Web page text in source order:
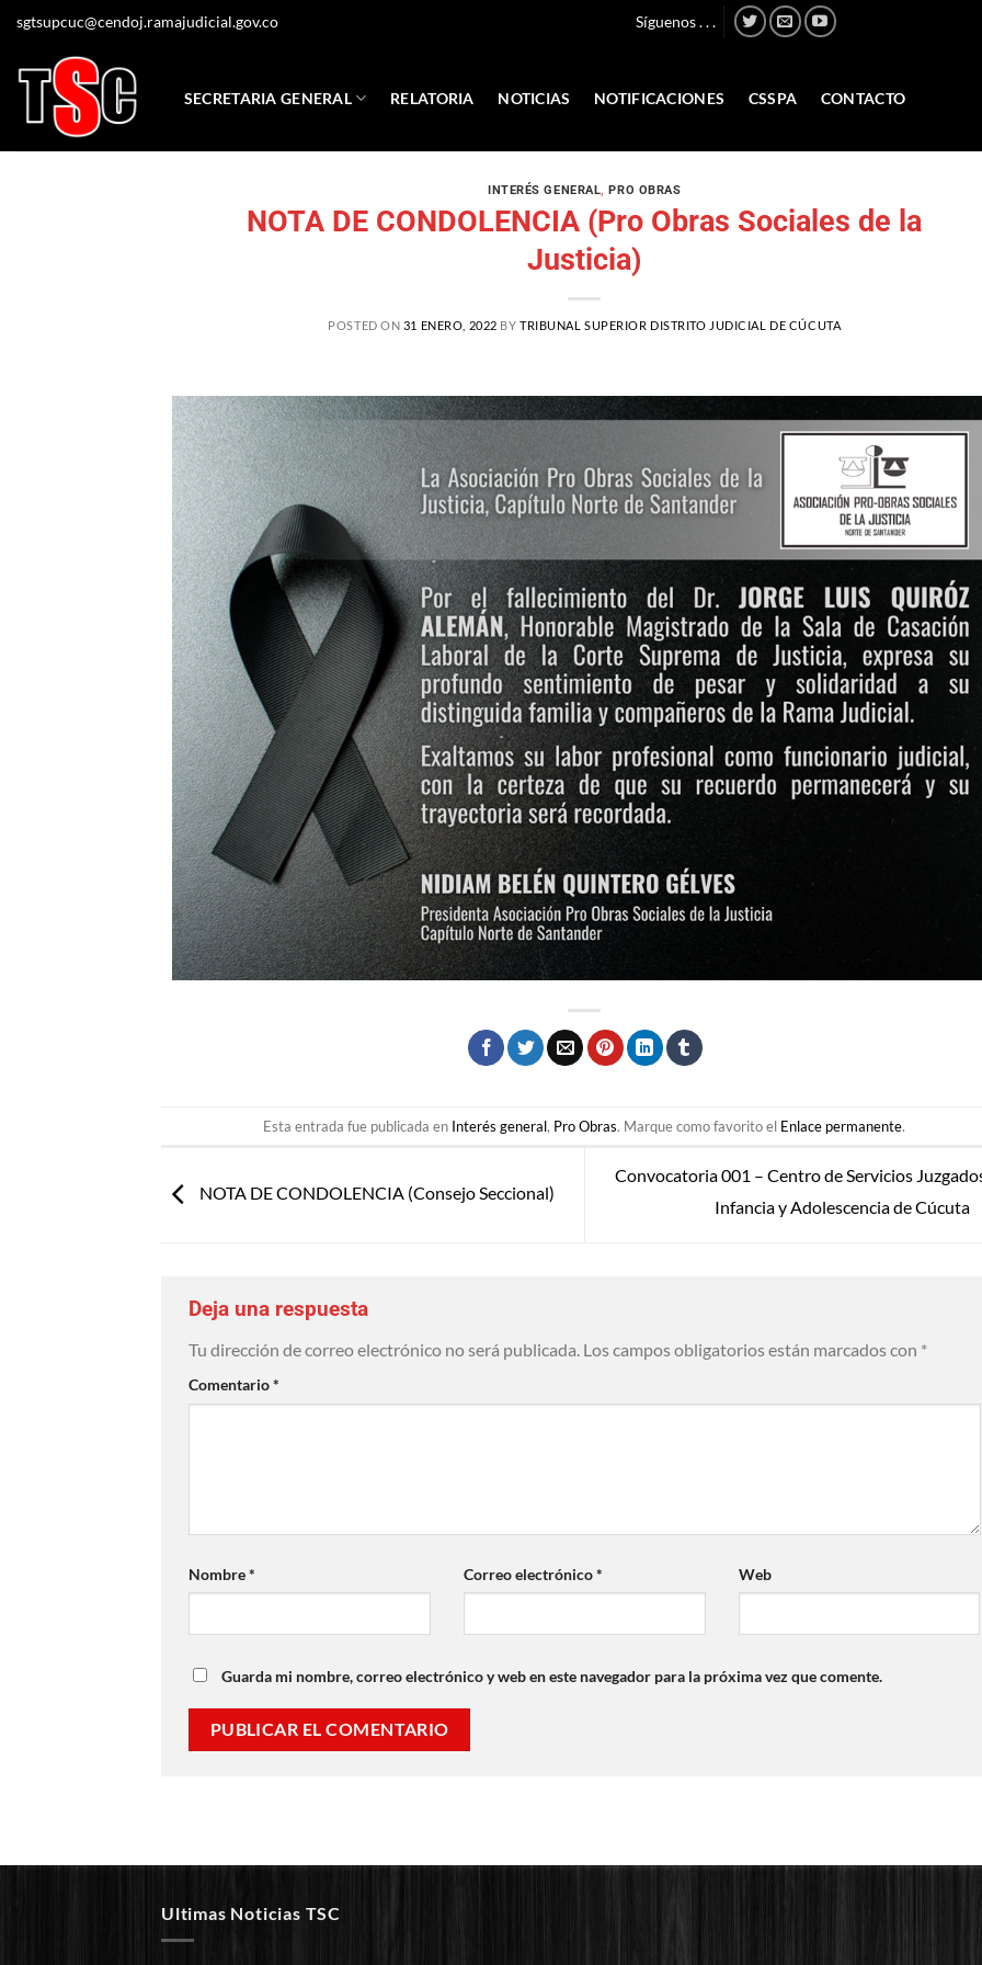
sgtsupcuc@cendoj.ramajudicial.gov.co Síguenos . . .
SECRETARIA GENERAL RELATORIA NOTICIAS NOTIFICACIONES CSSPA CONTACTO
INTERÉS GENERAL,PRO OBRAS
NOTA DE CONDOLENCIA (Pro Obras Sociales de la
Justicia)
POSTED ON 31 ENERO, 2022 BY TRIBUNAL SUPERIOR DISTRITO JUDICIAL DE CÚCUTA
Esta entrada fue publicada en Interés general, Pro Obras. Marque como favorito el Enlace permanente.
NOTA DE CONDOLENCIA (Consejo Seccional)
Convocatoria 001 – Centro de Servicios
Infancia y Adolescencia de Cúcuta
Deja una respuesta
Tu dirección de correo electrónico no será publicada. Los campos obligatorios están marcados con *
Comentario*
Nombre* Correo electrónico* Web
Guarda mi nombre, correo electrónico y web en este navegador para la próxima vez que comente.
Ultimas Noticias TSC